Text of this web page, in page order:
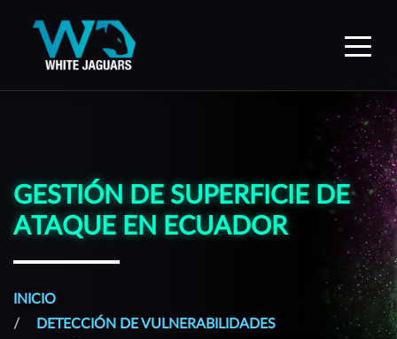
WhiteJaguars — Inicio
GESTIÓN DE SUPERFICIE DE
ATAQUE EN ECUADOR
INICIO
DETECCIÓN DE VULNERABILIDADES